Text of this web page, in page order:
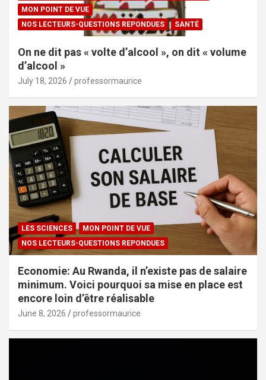
MON POINT DE VUE
NOS LECTEURS-QUESTIONS REPONDUES
SANTÉ
On ne dit pas « volte d’alcool », on dit « volume
d’alcool »
July 18, 2026 professormaurice
LES SCIENCES
MON POINT DE VUE
NOS LECTEURS-QUESTIONS REPONDUES
Economie: Au Rwanda, il n’existe pas de salaire
minimum. Voici pourquoi sa mise en place est
encore loin d’être réalisable
June 8, 2026 professormaurice